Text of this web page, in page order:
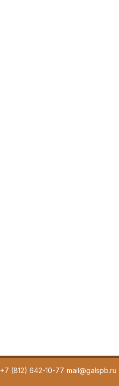
+7 (812) 642-10-77 mail@galspb.ru